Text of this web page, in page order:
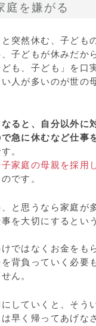
庭を嫌がる
突然休む、子ども
子どもが休みだか
も、子ども」を口
人が多いのが世の
ると、自分以外に
急に休むなど仕事
。
家庭の母親を採用
です。
と思うなら家庭が
を大切にするとい
ではなくお金をも
を背負っていく必要
ん。
していくと、そう
早く帰ってあげな